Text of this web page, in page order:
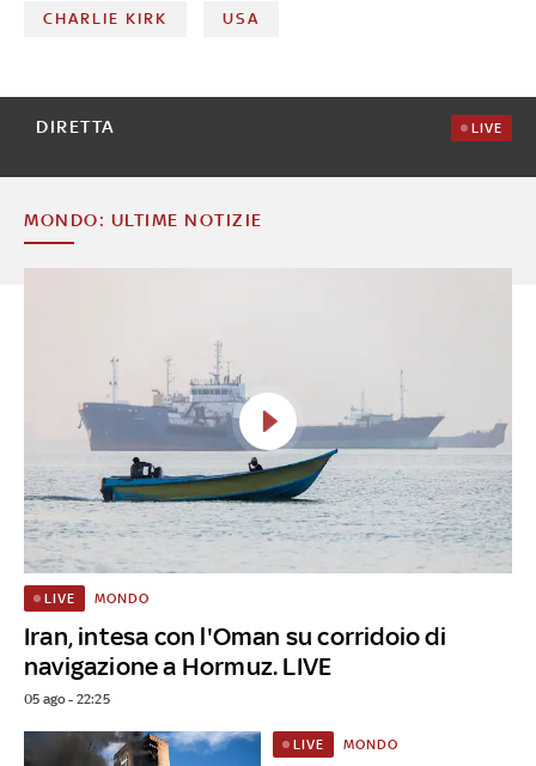
CHARLIE KIRK USA
DIRETTA LIVE
MONDO: ULTIME NOTIZIE
Iran, intesa con l'Oman su corridoio di
navigazione a Hormuz. LIVE
LIVE MONDO
05 ago - 22:25
LIVE MONDO